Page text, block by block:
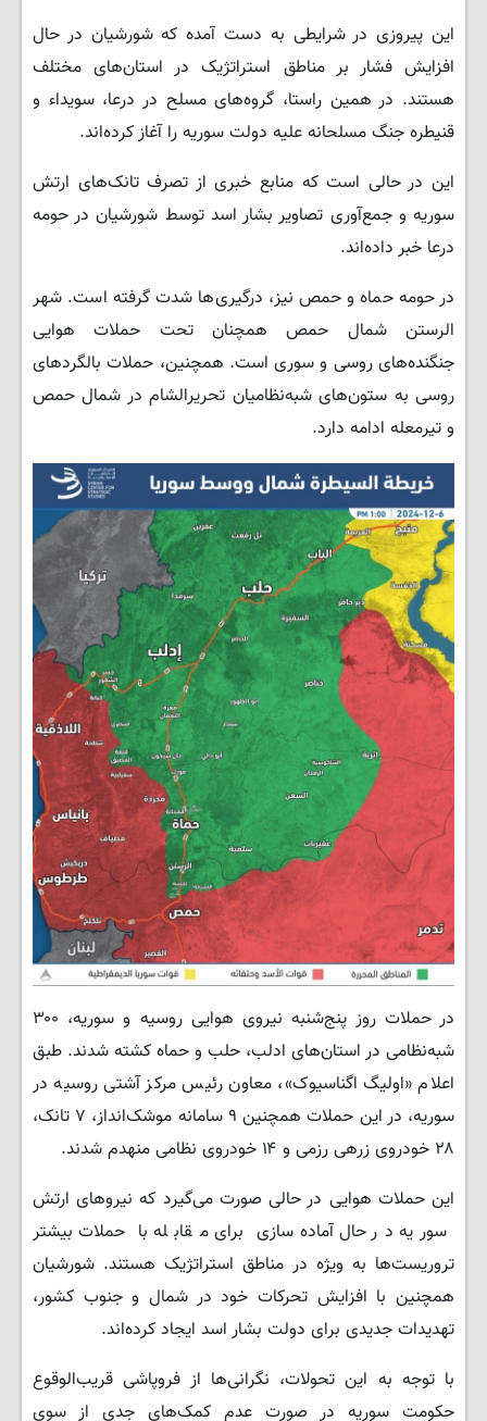
این پیروزی در شرایطی به دست آمده که شورشیان در حال
افزایش فشار بر مناطق استراتژیک در استان‌های مختلف
هستند. در همین راستا، گروه‌های مسلح در درعا، سویداء و
قنیطره جنگ مسلحانه علیه دولت سوریه را آغاز کرده‌اند.
این در حالی است که منابع خبری از تصرف تانک‌های ارتش
سوریه و جمع‌آوری تصاویر بشار اسد توسط شورشیان در حومه
درعا خبر داده‌اند.
در حومه حماه و حمص نیز، درگیری‌ها شدت گرفته است. شهر
الرستن شمال حمص همچنان تحت حملات هوایی
جنگنده‌های روسی و سوری است. همچنین، حملات بالگردهای
روسی به ستون‌های شبه‌نظامیان تحریرالشام در شمال حمص
و تیرمعله ادامه دارد.
در حملات روز پنج‌شنبه نیروی هوایی روسیه و سوریه، ۳۰۰
شبه‌نظامی در استان‌های ادلب، حلب و حماه کشته شدند. طبق
اعلام «اولیگ اگناسیوک»، معاون رئیس مرکز آشتی روسیه در
سوریه، در این حملات همچنین ۹ سامانه موشک‌انداز، ۷ تانک،
۲۸ خودروی زرهی رزمی و ۱۴ خودروی نظامی منهدم شدند.
این حملات هوایی در حالی صورت می‌گیرد که نیروهای ارتش
سوریه در حال آماده‌سازی برای مقابله با حملات بیشتر
تروریست‌ها به ویژه در مناطق استراتژیک هستند. شورشیان
همچنین با افزایش تحرکات خود در شمال و جنوب کشور،
تهدیدات جدیدی برای دولت بشار اسد ایجاد کرده‌اند.
با توجه به این تحولات، نگرانی‌ها از فروپاشی قریب‌الوقوع
حکومت سوریه در صورت عدم کمک‌های جدی از سوی